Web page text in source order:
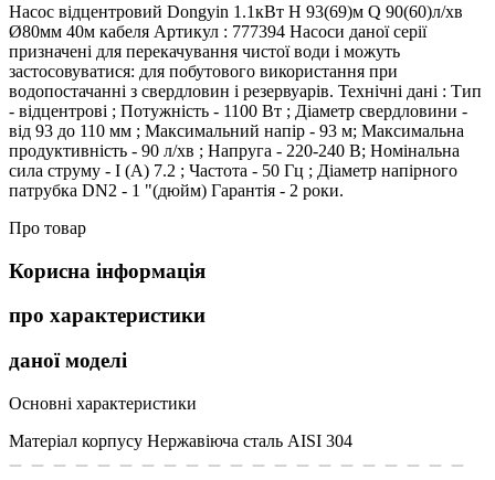
Насос вiдцентровий Dongyin 1.1кВт H 93(69)м Q 90(60)л/хв
Ø80мм 40м кабеля Артикул : 777394 Насоси даної серії
призначені для перекачування чистої води і можуть
застосовуватися: для побутового використання при
водопостачанні з свердловин і резервуарів. Технічні дані : Тип
- відцентрові ; Потужність - 1100 Вт ; Діаметр свердловини -
від 93 до 110 мм ; Максимальний напір - 93 м; Максимальна
продуктивність - 90 л/хв ; Напруга - 220-240 В; Номінальна
сила струму - I (А) 7.2 ; Частота - 50 Гц ; Діаметр напірного
патрубка DN2 - 1 "(дюйм) Гарантiя - 2 роки.
Про товар
Корисна інформація
про характеристики
даної моделі
Основні характеристики
Матеріал корпусу Нержавіюча сталь AISI 304